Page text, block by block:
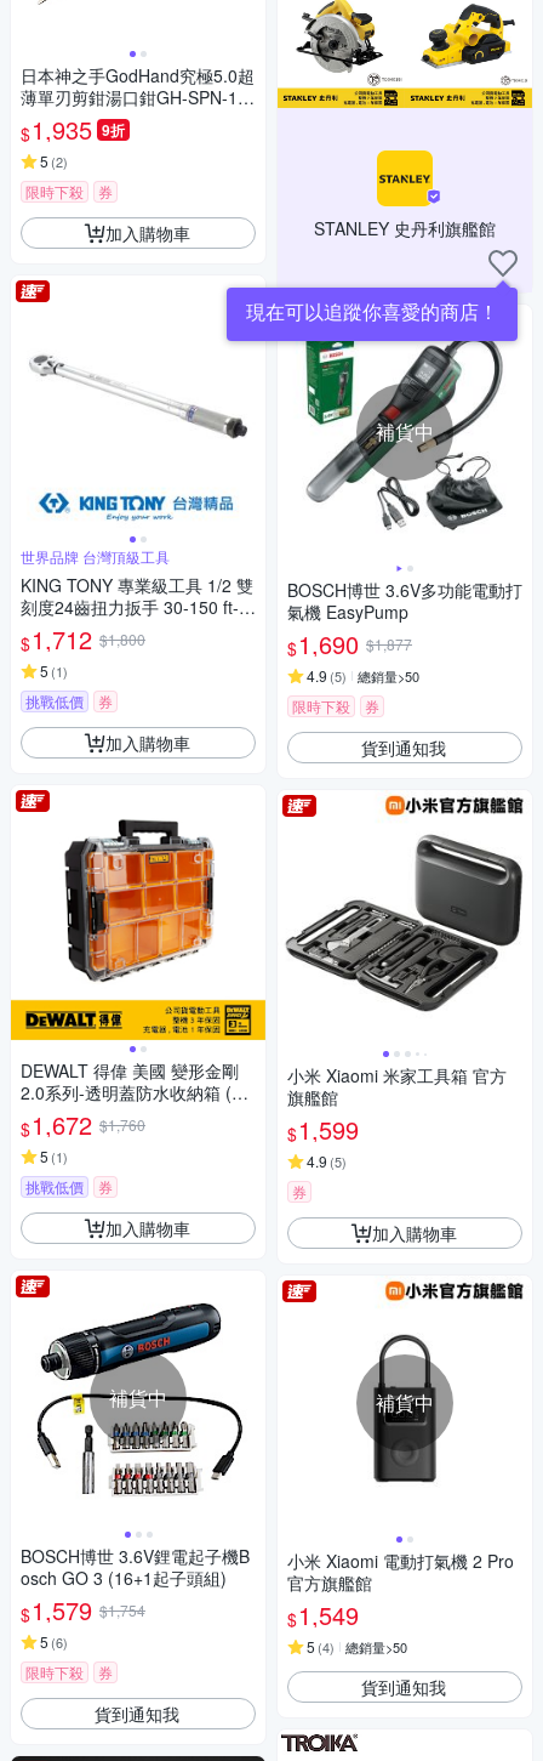
日本神之手GodHand究極5.0超
薄單刃剪鉗湯口鉗GH-SPN-12
0斜口鉗(右手版)台灣代理公司
貨
$1,935 9折
5 (2)
限時下殺 券
加入購物車
世界品牌 台灣頂級工具
KING TONY 專業級工具 1/2 雙
刻度24齒扭力扳手 30-150 ft-lb
(KT34423-1C)
$1,712 $1,800
5 (1)
挑戰低價 券
加入購物車
DEWALT 得偉 美國 變形金剛
2.0系列-透明蓋防水收納箱 (D
WST82968-1)
$1,672 $1,760
5 (1)
挑戰低價 券
加入購物車
補貨中
BOSCH博世 3.6V鋰電起子機B
osch GO 3 (16+1起子頭組)
$1,579 $1,754
5 (6)
限時下殺 券
貨到通知我
STANLEY 史丹利旗艦館
現在可以追蹤你喜愛的商店！
補貨中
BOSCH博世 3.6V多功能電動打
氣機 EasyPump
$1,690 $1,877
4.9 (5) 總銷量>50
限時下殺 券
貨到通知我
小米 Xiaomi 米家工具箱 官方
旗艦館
$1,599
4.9 (5)
券
加入購物車
補貨中
小米 Xiaomi 電動打氣機 2 Pro
官方旗艦館
$1,549
5 (4) 總銷量>50
貨到通知我